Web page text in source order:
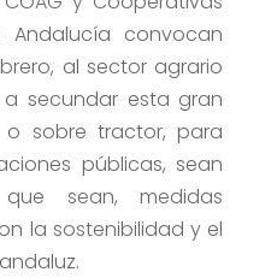
Andalucía convocan
al sector agrario
secundar esta gran
sobre tractor, para
públicas, sean
sean, medidas
la sostenibilidad y el